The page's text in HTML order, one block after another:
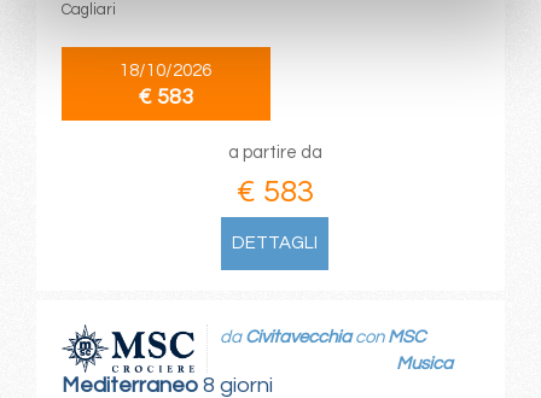
Cagliari
18/10/2026
€ 583
a partire da
€ 583
DETTAGLI
Mediterraneo8 giorni
da Civitavecchiacon MSC
Musica